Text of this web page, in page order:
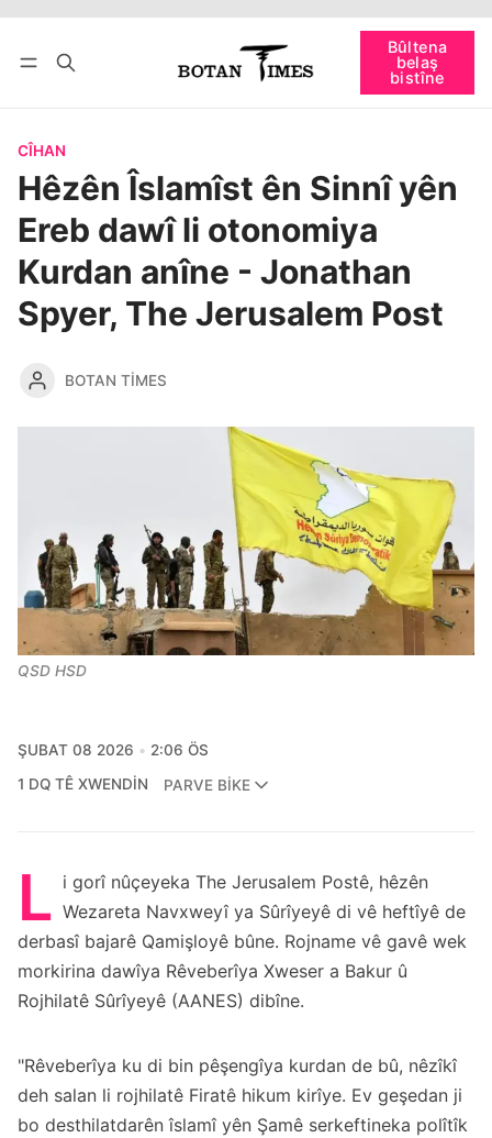
Bûltena
belaş
bistîne
bişopîne
CÎHAN
Hêzên Îslamîst ên Sinnî yên
Ereb dawî li otonomiya
Kurdan anîne - Jonathan
Spyer, The Jerusalem Post
BOTAN TIMES
QSD HSD
ŞUBAT 08 2026
2:06 ÖS
1 DQ TÊ XWENDIN
PARVE BIKE
L i gorî nûçeyeka The Jerusalem Postê, hêzên
Wezareta Navxweyî ya Sûrîyeyê di vê heftîyê de
derbasî bajarê Qamişloyê bûne. Rojname vê gavê wek
morkirina dawîya Rêveberîya Xweser a Bakur û
Rojhilatê Sûrîyeyê (AANES) dibîne.
"Rêveberîya ku di bin pêşengîya kurdan de bû, nêzîkî
deh salan li rojhilatê Firatê hikum kirîye. Ev geşedan ji
bo desthilatdarên îslamî yên Şamê serkeftineka polîtîk